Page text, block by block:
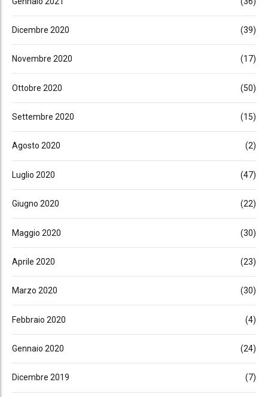
Dicembre 2020 (39)
Novembre 2020 (17)
Ottobre 2020 (50)
Settembre 2020 (15)
Agosto 2020 (2)
Luglio 2020 (47)
Giugno 2020 (22)
Maggio 2020 (30)
Aprile 2020 (23)
Marzo 2020 (30)
Febbraio 2020 (4)
Gennaio 2020 (24)
Dicembre 2019 (7)